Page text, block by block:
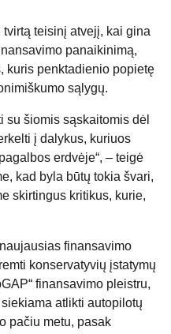
teisinį atvejį, kai gina
panaikinimą,
kuris penktadienio popietę
sąlygų.
su šiomis sąskaitomis dėl
į dalykus, kuriuos
erdvėje“, – teigė
kad byla būtų tokia švari,
skirtingus kritikus, kurie,
finansavimo
konservatyvių įstatymų
finansavimo pleistru,
atlikti autopilotų
pačiu metu, pasak